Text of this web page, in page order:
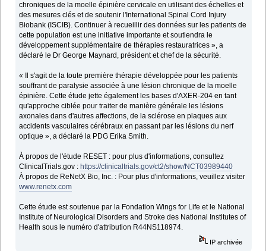
chroniques de la moelle épinière cervicale en utilisant des échelles et
des mesures clés et de soutenir l'International Spinal Cord Injury
Biobank (ISCIB). Continuer à recueillir des données sur les patients de
cette population est une initiative importante et soutiendra le
développement supplémentaire de thérapies restauratrices », a
déclaré le Dr George Maynard, président et chef de la sécurité.
« Il s'agit de la toute première thérapie développée pour les patients
souffrant de paralysie associée à une lésion chronique de la moelle
épinière. Cette étude jette également les bases d'AXER-204 en tant
qu'approche ciblée pour traiter de manière générale les lésions
axonales dans d'autres affections, de la sclérose en plaques aux
accidents vasculaires cérébraux en passant par les lésions du nerf
optique », a déclaré la PDG Erika Smith.
À propos de l'étude RESET : pour plus d'informations, consultez
ClinicalTrials.gov : https://clinicaltrials.gov/ct2/show/NCT03989440
À propos de ReNetX Bio, Inc. : Pour plus d'informations, veuillez visiter
www.renetx.com
Cette étude est soutenue par la Fondation Wings for Life et le National
Institute of Neurological Disorders and Stroke des National Institutes of
Health sous le numéro d'attribution R44NS118974.
IP archivée